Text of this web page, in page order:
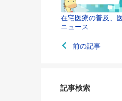
在宅医療の普及、
ニュース
前の記事
記事検索